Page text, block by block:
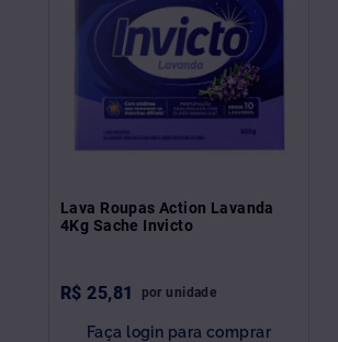
Lava Roupas Action Lavanda
4Kg Sache Invicto
R$ 25,81 por unidade
Faça login para comprar